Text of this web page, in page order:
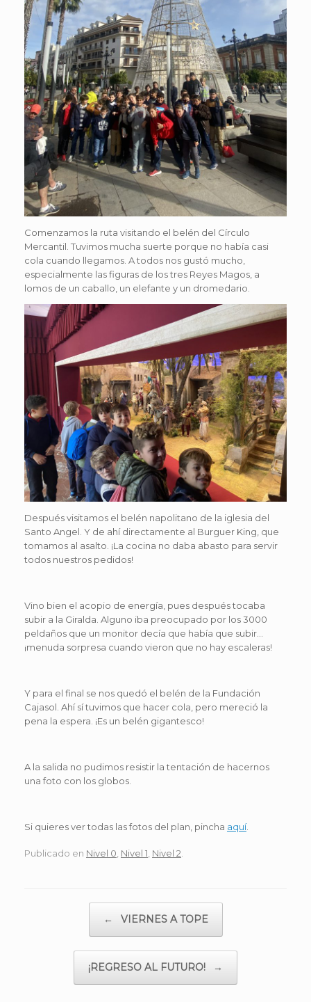
Comenzamos la ruta visitando el belén del Círculo
Mercantil. Tuvimos mucha suerte porque no había casi
cola cuando llegamos. A todos nos gustó mucho,
especialmente las figuras de los tres Reyes Magos, a
lomos de un caballo, un elefante y un dromedario.
Después visitamos el belén napolitano de la iglesia del
Santo Angel. Y de ahí directamente al Burguer King, que
tomamos al asalto. ¡La cocina no daba abasto para servir
todos nuestros pedidos!
Vino bien el acopio de energía, pues después tocaba
subir a la Giralda. Alguno iba preocupado por los 3000
peldaños que un monitor decía que había que subir…
¡menuda sorpresa cuando vieron que no hay escaleras!
Y para el final se nos quedó el belén de la Fundación
Cajasol. Ahí sí tuvimos que hacer cola, pero mereció la
pena la espera. ¡Es un belén gigantesco!
A la salida no pudimos resistir la tentación de hacernos
una foto con los globos.
Si quieres ver todas las fotos del plan, pincha aquí.
Publicado en Nivel 0, Nivel 1, Nivel 2.
← VIERNES A TOPE
¡REGRESO AL FUTURO! →